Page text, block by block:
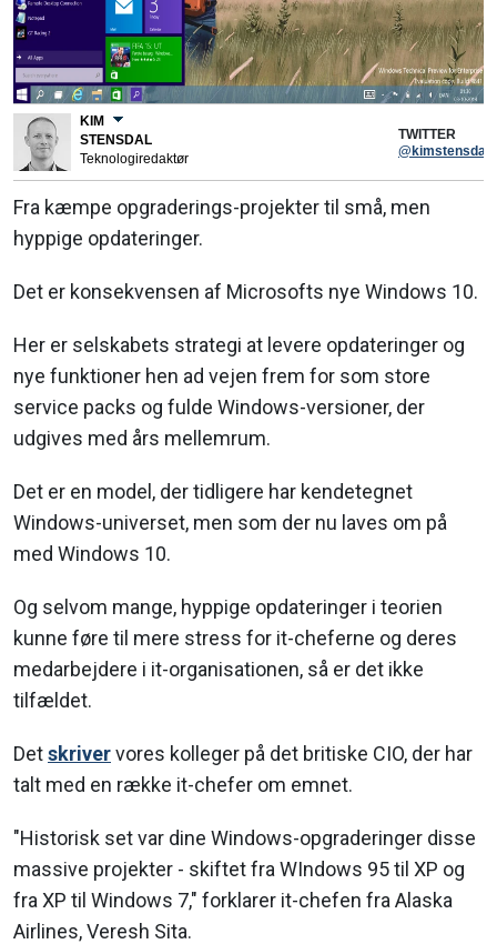
KIM
STENSDAL
Teknologiredaktør
TWITTER
@kimstensdal
Fra kæmpe opgraderings-projekter til små, men
hyppige opdateringer.
Det er konsekvensen af Microsofts nye Windows 10.
Her er selskabets strategi at levere opdateringer og
nye funktioner hen ad vejen frem for som store
service packs og fulde Windows-versioner, der
udgives med års mellemrum.
Det er en model, der tidligere har kendetegnet
Windows-universet, men som der nu laves om på
med Windows 10.
Og selvom mange, hyppige opdateringer i teorien
kunne føre til mere stress for it-cheferne og deres
medarbejdere i it-organisationen, så er det ikke
tilfældet.
Detskrivervores kolleger på det britiske CIO, der har
talt med en række it-chefer om emnet.
"Historisk set var dine Windows-opgraderinger disse
massive projekter - skiftet fra WIndows 95 til XP og
fra XP til Windows 7," forklarer it-chefen fra Alaska
Airlines, Veresh Sita.